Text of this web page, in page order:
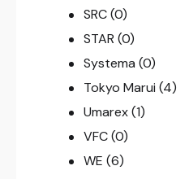
SRC (0)
STAR (0)
Systema (0)
Tokyo Marui (4)
Umarex (1)
VFC (0)
WE (6)